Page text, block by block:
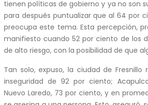
tienen políticas de gobierno y ya no son
para después puntualizar que al 64 por
preocupa este tema. Esta percepción,
manifiesto cuando 52 por ciento de los
de alto riesgo, con la posibilidad de que
Tan solo, expuso, la ciudad de Fresnillo
inseguridad de 92 por ciento;
Nuevo Laredo, 73 por ciento, y en